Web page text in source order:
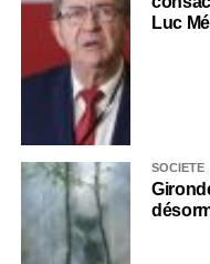
Luc
SOCIÉTÉ